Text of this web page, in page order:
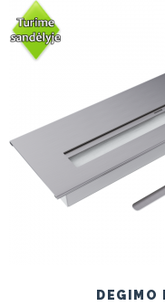
DEGIMO